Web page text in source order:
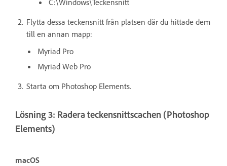
C:\Windows\Teckensnitt
Flytta dessa teckensnitt från platsen där du hittade dem
till en annan mapp:
Myriad Pro
Myriad Web Pro
Starta om Photoshop Elements.
Lösning 3: Radera teckensnittscachen (Photoshop
Elements)
macOS